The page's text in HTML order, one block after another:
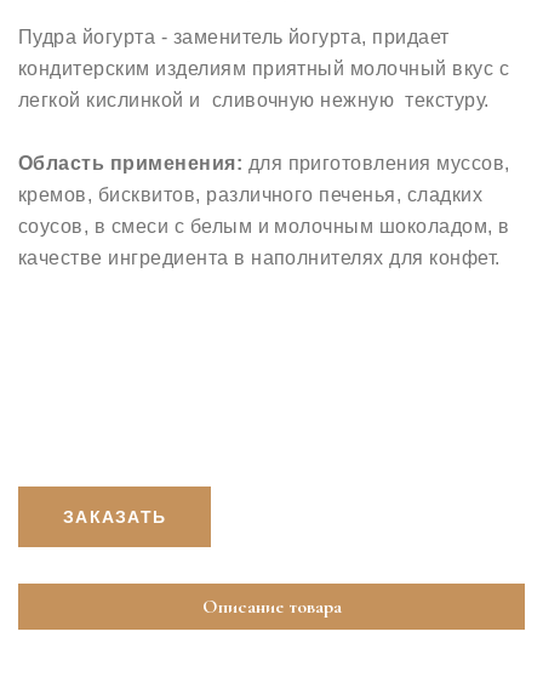
Пудра йогурта - заменитель йогурта, придает
кондитерским изделиям приятный молочный вкус с
легкой кислинкой и сливочную нежную текстуру.
Область применения: для приготовления муссов,
кремов, бисквитов, различного печенья, сладких
соусов, в смеси с белым и молочным шоколадом, в
качестве ингредиента в наполнителях для конфет.
ЗАКАЗАТЬ
Описание товара